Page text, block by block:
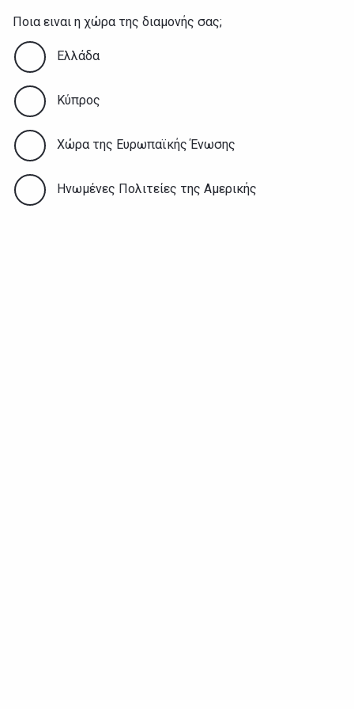
Ποια ειναι η χώρα της διαμονής σας;
Ελλάδα
Κύπρος
Χώρα της Ευρωπαϊκής Ένωσης
Ηνωμένες Πολιτείες της Αμερικής